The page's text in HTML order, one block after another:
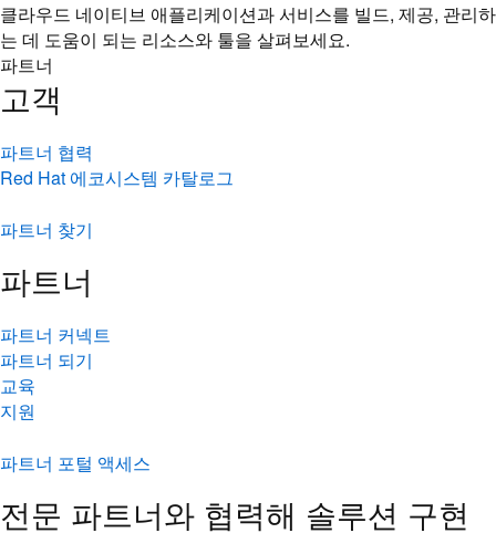
클라우드 네이티브 애플리케이션과 서비스를 빌드, 제공, 관리하
는 데 도움이 되는 리소스와 툴을 살펴보세요.
파트너
고객
파트너 협력
Red Hat 에코시스템 카탈로그
파트너 찾기
파트너
파트너 커넥트
파트너 되기
교육
지원
파트너 포털 액세스
전문 파트너와 협력해 솔루션 구현